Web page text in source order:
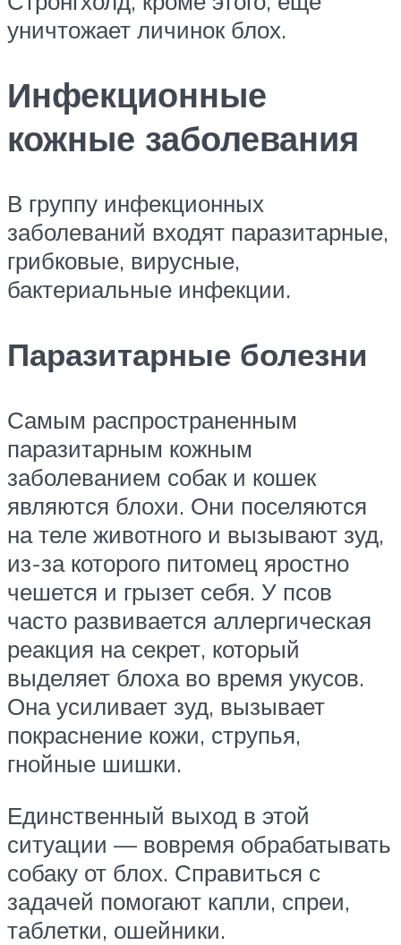
уничтожает личинок блох.
Инфекционные
кожные заболевания
В группу инфекционных
заболеваний входят паразитарные,
грибковые, вирусные,
бактериальные инфекции.
Паразитарные болезни
Самым распространенным
паразитарным кожным
заболеванием собак и кошек
являются блохи. Они поселяются
на теле животного и вызывают зуд,
из-за которого питомец яростно
чешется и грызет себя. У псов
часто развивается аллергическая
реакция на секрет, который
выделяет блоха во время укусов.
Она усиливает зуд, вызывает
покраснение кожи, струпья,
гнойные шишки.
Единственный выход в этой
ситуации — вовремя обрабатывать
собаку от блох. Справиться с
задачей помогают капли, спреи,
таблетки, ошейники.